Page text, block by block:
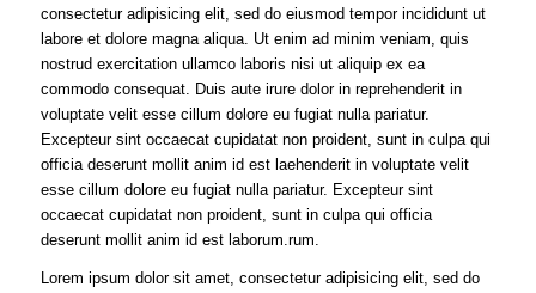
consectetur adipisicing elit, sed do eiusmod tempor incididunt ut
labore et dolore magna aliqua. Ut enim ad minim veniam, quis
nostrud exercitation ullamco laboris nisi ut aliquip ex ea
commodo consequat. Duis aute irure dolor in reprehenderit in
voluptate velit esse cillum dolore eu fugiat nulla pariatur.
Excepteur sint occaecat cupidatat non proident, sunt in culpa qui
officia deserunt mollit anim id est laehenderit in voluptate velit
esse cillum dolore eu fugiat nulla pariatur. Excepteur sint
occaecat cupidatat non proident, sunt in culpa qui officia
deserunt mollit anim id est laborum.rum.
Lorem ipsum dolor sit amet, consectetur adipisicing elit, sed do